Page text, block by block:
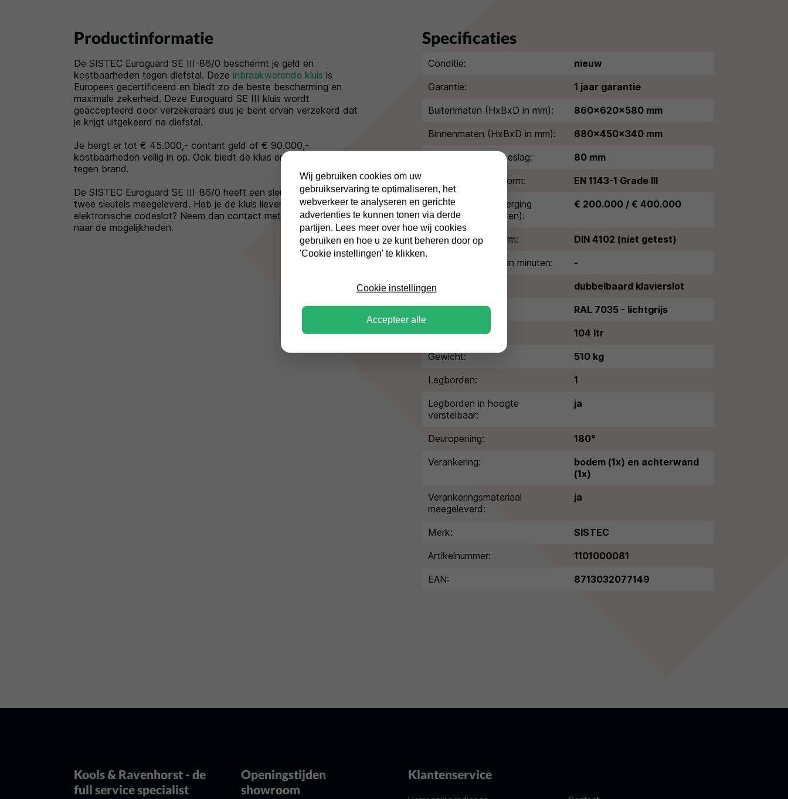
Productinformatie
De SISTEC Euroguard SE III-86/0 beschermt je geld en
kostbaarheden tegen diefstal. Deze inbraakwerende kluis is
Europees gecertificeerd en biedt zo de beste bescherming en
maximale zekerheid. Deze Euroguard SE III kluis wordt
geaccepteerd door verzekeraars dus je bent ervan verzekerd dat
je krijgt uitgekeerd na diefstal.
Je bergt er tot € 45.000,- contant geld of € 90.000,-
kostbaarheden veilig in op. Ook biedt de kluis enige bescherming
tegen brand.
De SISTEC Euroguard SE III-86/0 heeft een sleutelslot en je krijgt
twee sleutels meegeleverd. Heb je de kluis liever met een
elektronische codeslot? Neem dan contact met ons op en vraag
naar de mogelijkheden.
Specificaties
Conditie:
nieuw
Garantie:
1 jaar garantie
Buitenmaten (HxBxD in mm):
860x620x580 mm
Binnenmaten (HxBxD in mm):
680x450x340 mm
Extra diepte kluisbeslag:
80 mm
Inbraakwerende norm:
EN 1143-1 Grade III
Indicatie waardeberging
(geld/kostbaarheden):
€ 200.000 / € 400.000
Brandwerende norm:
DIN 4102 (niet getest)
Brandwerendheid in minuten:
-
Type slot:
dubbelbaard klavierslot
Kleur/afwerking:
RAL 7035 - lichtgrijs
Volume:
104 ltr
Gewicht:
510 kg
Legborden:
1
Legborden in hoogte
verstelbaar:
ja
Deuropening:
180°
Verankering:
bodem (1x) en achterwand
(1x)
Verankeringsmateriaal
meegeleverd:
ja
Merk:
SISTEC
Artikelnummer:
1101000081
EAN:
8713032077149
Kools & Ravenhorst - de
full service specialist
Openingstijden
showroom
Klantenservice
Wij gebruiken cookies om uw
gebruikservaring te optimaliseren, het
webverkeer te analyseren en gerichte
advertenties te kunnen tonen via derde
partijen. Lees meer over hoe wij cookies
gebruiken en hoe u ze kunt beheren door op
'Cookie instellingen' te klikken.
Cookie instellingen
Accepteer alle